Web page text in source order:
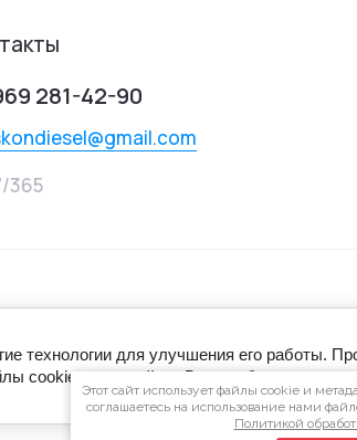
281-42-90
365
MOSKON DIESEL
конфиденциальности
Этот сайт использует файлы cookie и
соглашаетесь на использование нами
Политикой
технологии для улучшения его работы.
cookie в настройках Вашего браузера.